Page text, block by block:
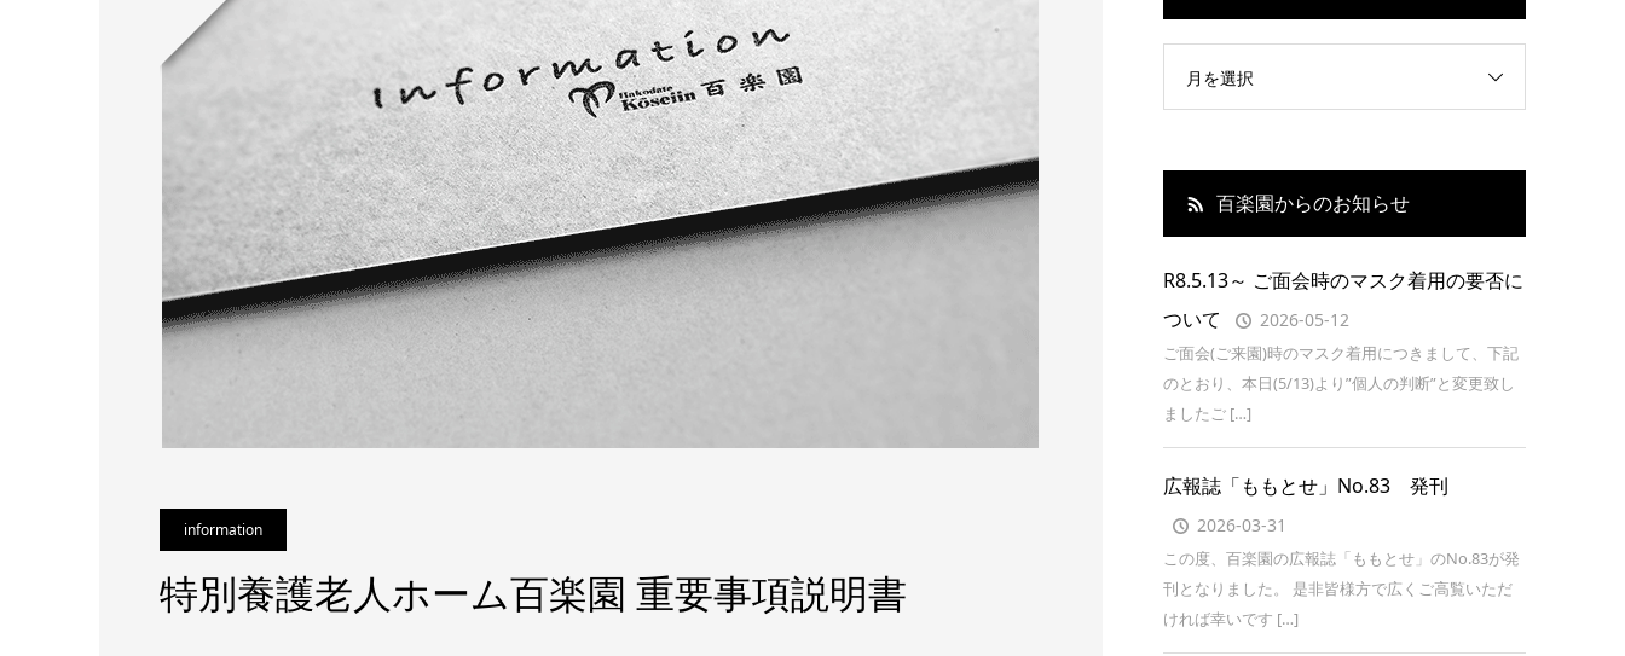
information
特別養護老人ホーム百楽園 重要事項説明書
月を選択
百楽園からのお知らせ
R8.5.13～ ご面会時のマスク着用の要否に
ついて
2026-05-12
ご面会(ご来園)時のマスク着用につきまして、下記
のとおり、本日(5/13)より”個人の判断”と変更致し
ましたご […]
広報誌「ももとせ」No.83 発刊
2026-03-31
この度、百楽園の広報誌「ももとせ」のNo.83が発
刊となりました。 是非皆様方で広くご高覧いただ
ければ幸いです […]